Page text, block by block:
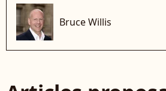
Bruce Willis